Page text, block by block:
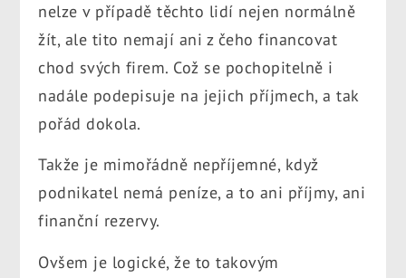
nelze v případě těchto lidí nejen normálně
žít, ale tito nemají ani z čeho financovat
chod svých firem. Což se pochopitelně i
nadále podepisuje na jejich příjmech, a tak
pořád dokola.
Takže je mimořádně nepříjemné, když
podnikatel nemá peníze, a to ani příjmy, ani
finanční rezervy.
Ovšem je logické, že to takovým